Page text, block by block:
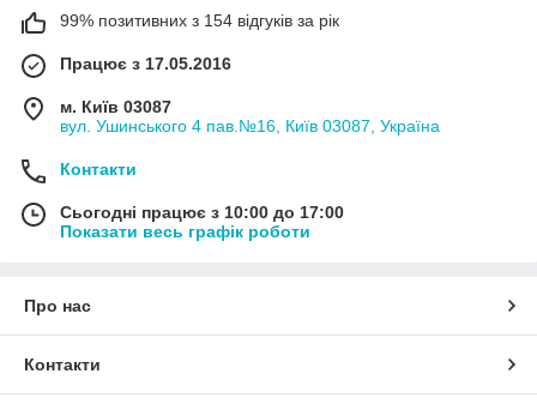
99% позитивних з 154 відгуків за рік
Працює з 17.05.2016
м. Київ 03087
вул. Ушинського 4 пав.№16, Київ 03087, Україна
Контакти
Сьогодні працює з 10:00 до 17:00
Показати весь графік роботи
Про нас
Контакти